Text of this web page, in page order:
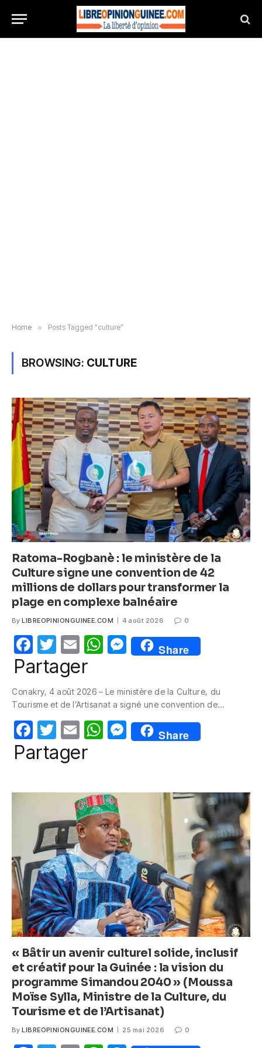
Home » Posts Tagged "culture"
BROWSING: CULTURE
Ratoma-Rogbanè : le ministère de la
Culture signe une convention de 42
millions de dollars pour transformer la
plage en complexe balnéaire
By LIBREOPINIONGUINEE.COM 4 août 2026 0
F
a
e
b
o
o
T
w
itt
er
E
m
W
s
A
p
M
e
e
n
g
Share
Partager
Conakry, 4 août 2026 – Le ministère de la Culture, du
Tourisme et de l’Artisanat a signé une convention de…
F
a
o
o
k
T
w
itt
E
m
W
A
p
p
M
e
er
Share
Partager
« Bâtir un avenir culturel solide, inclusif
et créatif pour la Guinée : la vision du
programme Simandou 2040 » (Moussa
Moïse Sylla, Ministre de la Culture, du
Tourisme et de l’Artisanat)
By LIBREOPINIONGUINEE.COM 25 mai 2026 0